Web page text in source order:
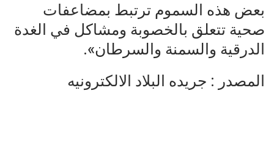
بعض هذه السموم ترتبط بمضاعفات
صحية تتعلق بالخصوبة ومشاكل في الغدة
الدرقية والسمنة والسرطان».
المصدر : جريده البلاد الالكترونيه